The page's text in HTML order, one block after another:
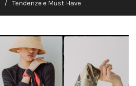
Tendenze e Must Have